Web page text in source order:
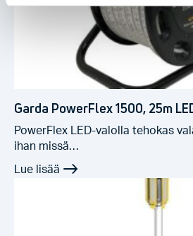
Garda PowerFlex 1500, 25m
PowerFlex LED-valolla tehokas
ihan missä…